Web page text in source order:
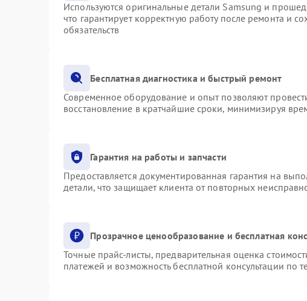
Используются оригинальные детали Samsung и
что гарантирует корректную работу после ремонта и
обязательств
Бесплатная диагностика и быстрый ремонт
Современное оборудование и опыт позволяют
восстановление в кратчайшие сроки, минимизируя
Гарантия на работы и запчасти
Предоставляется документированная гарантия на
детали, что защищает клиента от повторных
Прозрачное ценообразование и бесплатная
Точные прайс-листы, предварительная оценка
платежей и возможность бесплатной консультации по